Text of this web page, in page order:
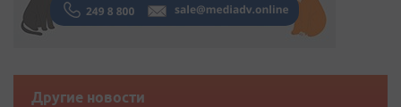
Другие новости